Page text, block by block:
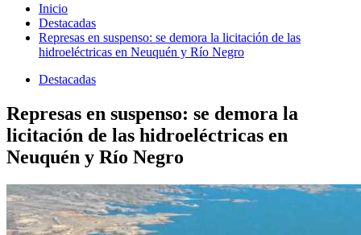
Saltar
contenido
Inicio
Destacadas
Represas en suspenso: se demora la licitación de las
hidroeléctricas en Neuquén y Río Negro
Destacadas
Represas en suspenso: se demora la
licitación de las hidroeléctricas en
Neuquén y Río Negro